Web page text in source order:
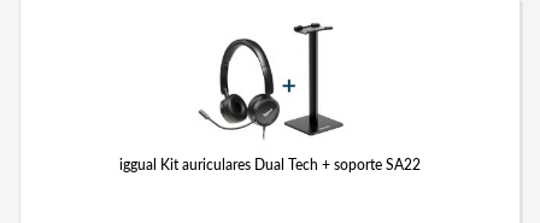
iggual Kit auriculares Dual Tech + soporte SA22